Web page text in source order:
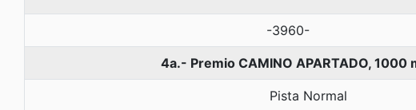
-3960-
4a.- Premio CAMINO APARTADO, 1000
Pista Normal